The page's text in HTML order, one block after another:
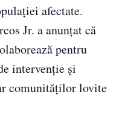
afectate.
Jr. a anunțat că
pentru
intervenție și
comunităților lovite